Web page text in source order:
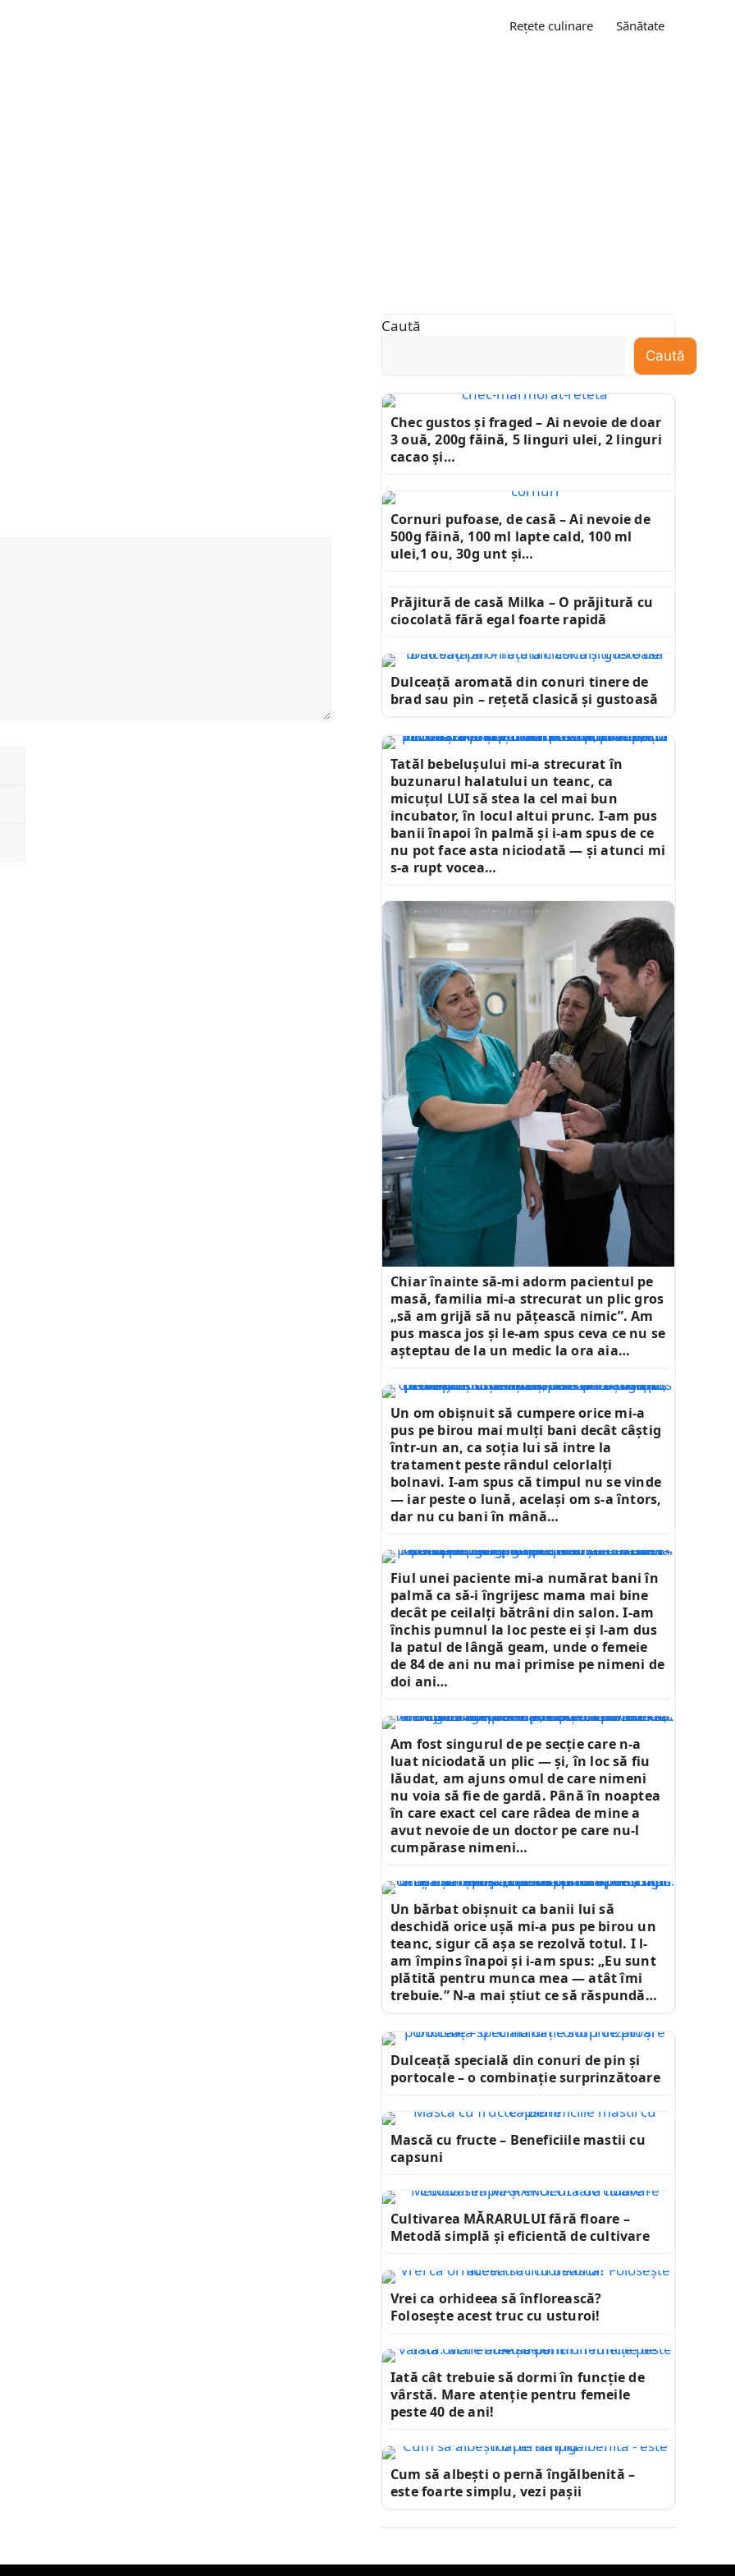
Rețete culinare Sănătate
Caută
Caută
Chec gustos și fraged – Ai nevoie de doar
3 ouă, 200g făină, 5 linguri ulei, 2 linguri
cacao și…
Cornuri pufoase, de casă – Ai nevoie de
500g făină, 100 ml lapte cald, 100 ml
ulei,1 ou, 30g unt și…
Prăjitură de casă Milka – O prăjitură cu
ciocolată fără egal foarte rapidă
Dulceață aromată din conuri tinere de
brad sau pin – rețetă clasică și gustoasă
Tatăl bebelușului mi-a strecurat în
buzunarul halatului un teanc, ca
micuțul LUI să stea la cel mai bun
incubator, în locul altui prunc. I-am pus
banii înapoi în palmă și i-am spus de ce
nu pot face asta niciodată — și atunci mi
s-a rupt vocea…
Chiar înainte să-mi adorm pacientul pe
masă, familia mi-a strecurat un plic gros
„să am grijă să nu pățească nimic”. Am
pus masca jos și le-am spus ceva ce nu se
așteptau de la un medic la ora aia…
Un om obișnuit să cumpere orice mi-a
pus pe birou mai mulți bani decât câștig
într-un an, ca soția lui să intre la
tratament peste rândul celorlalți
bolnavi. I-am spus că timpul nu se vinde
— iar peste o lună, același om s-a întors,
dar nu cu bani în mână…
Fiul unei paciente mi-a numărat bani în
palmă ca să-i îngrijesc mama mai bine
decât pe ceilalți bătrâni din salon. I-am
închis pumnul la loc peste ei și l-am dus
la patul de lângă geam, unde o femeie
de 84 de ani nu mai primise pe nimeni de
doi ani…
Am fost singurul de pe secție care n-a
luat niciodată un plic — și, în loc să fiu
lăudat, am ajuns omul de care nimeni
nu voia să fie de gardă. Până în noaptea
în care exact cel care râdea de mine a
avut nevoie de un doctor pe care nu-l
cumpărase nimeni…
Un bărbat obișnuit ca banii lui să
deschidă orice ușă mi-a pus pe birou un
teanc, sigur că așa se rezolvă totul. I l-
am împins înapoi și i-am spus: „Eu sunt
plătită pentru munca mea — atât îmi
trebuie.” N-a mai știut ce să răspundă…
Dulceață specială din conuri de pin și
portocale – o combinație surprinzătoare
Mască cu fructe – Beneficiile mastii cu
capsuni
Cultivarea MĂRARULUI fără floare –
Metodă simplă și eficientă de cultivare
Vrei ca orhideea să înflorească?
Folosește acest truc cu usturoi!
Iată cât trebuie să dormi în funcție de
vârstă. Mare atenție pentru femeile
peste 40 de ani!
Cum să albești o pernă îngălbenită –
este foarte simplu, vezi pașii